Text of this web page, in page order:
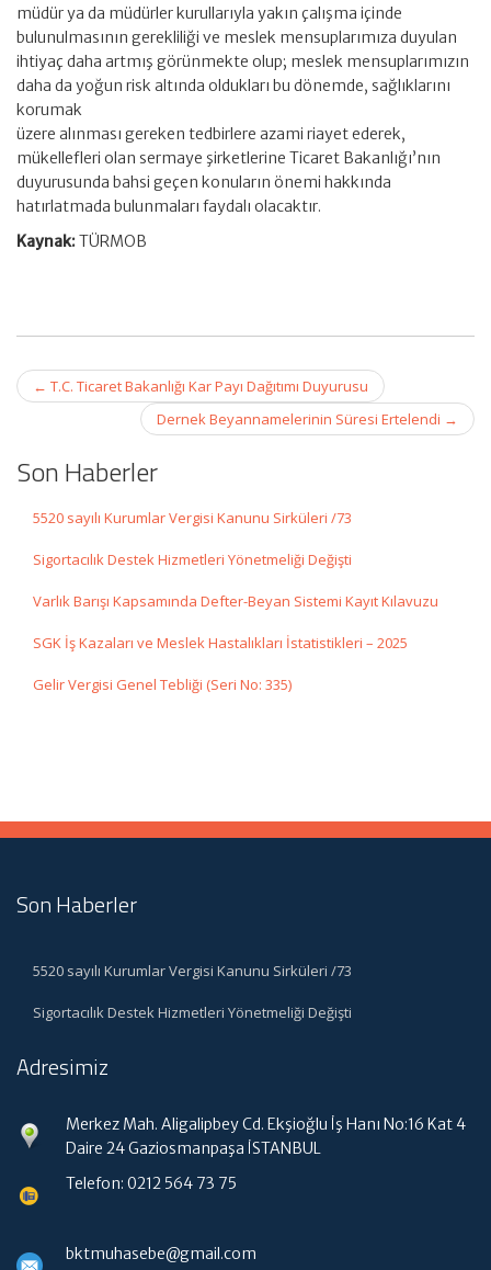
müdür ya da müdürler kurullarıyla yakın çalışma içinde
bulunulmasının gerekliliği ve meslek mensuplarımıza duyulan
ihtiyaç daha artmış görünmekte olup; meslek mensuplarımızın
daha da yoğun risk altında oldukları bu dönemde, sağlıklarını
korumak
üzere alınması gereken tedbirlere azami riayet ederek,
mükellefleri olan sermaye şirketlerine Ticaret Bakanlığı’nın
duyurusunda bahsi geçen konuların önemi hakkında
hatırlatmada bulunmaları faydalı olacaktır.
Kaynak:TÜRMOB
Post
navigation
← T.C. Ticaret Bakanlığı Kar Payı Dağıtımı Duyurusu
Dernek Beyannamelerinin Süresi Ertelendi →
Son Haberler
5520 sayılı Kurumlar Vergisi Kanunu Sirküleri /73
Sigortacılık Destek Hizmetleri Yönetmeliği Değişti
Varlık Barışı Kapsamında Defter-Beyan Sistemi Kayıt Kılavuzu
SGK İş Kazaları ve Meslek Hastalıkları İstatistikleri – 2025
Gelir Vergisi Genel Tebliği (Seri No: 335)
Son Haberler
5520 sayılı Kurumlar Vergisi Kanunu Sirküleri /73
Sigortacılık Destek Hizmetleri Yönetmeliği Değişti
Adresimiz
Merkez Mah. Aligalipbey Cd. Ekşioğlu İş Hanı No:16 Kat 4
Daire 24 Gaziosmanpaşa İSTANBUL
Telefon: 0212 564 73 75
bktmuhasebe@gmail.com